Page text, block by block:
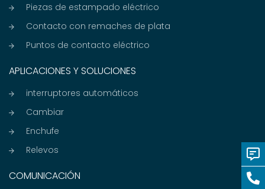
Piezas de estampado eléctrico
Contacto con remaches de plata
Puntos de contacto eléctrico
APLICACIONES Y SOLUCIONES
interruptores automáticos
Cambiar
Enchufe
Relevos
COMUNICACIÓN